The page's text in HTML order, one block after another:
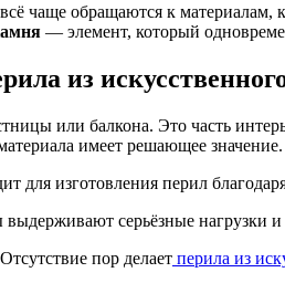
чаще обращаются к материалам,
— элемент, который
из
или балкона. Это часть
имеет решающее значение.
для изготовления перил
серьёзные нагрузки
пор делает перила из